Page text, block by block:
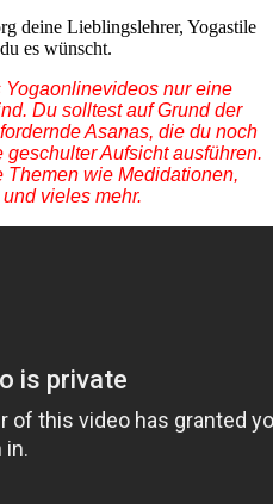
deine Lieblingslehrer, Yogastile
es wünscht.
nur eine
Du solltest auf Grund der
Asanas, die du noch
Aufsicht ausführen.
Themen wie Medidationen,
vieles mehr.